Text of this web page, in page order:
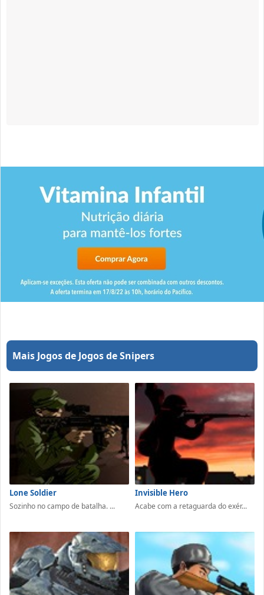
Mais Jogos de Jogos de Snipers
Lone Soldier
Sozinho no campo de batalha. ...
Invisible Hero
Acabe com a retaguarda do exér...